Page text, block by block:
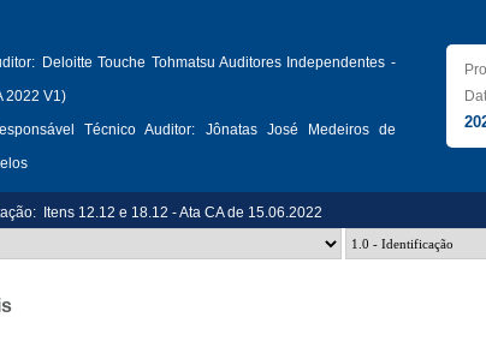
Deloitte Touche Tohmatsu Auditores Independentes -
2022 V1)
Técnico Auditor:
Jônatas José Medeiros de
Itens 12.12 e 18.12 - Ata CA de 15.06.2022